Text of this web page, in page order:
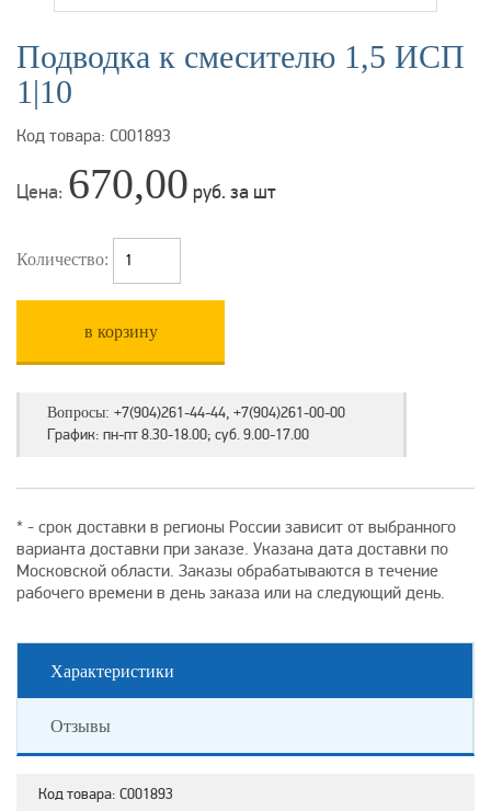
Подводка к смесителю 1,5 ИСП
1|10
Код товара: С001893
Цена: 670,00 руб. за шт
Количество:
в корзину
Вопросы: +7(904)261-44-44, +7(904)261-00-00
График: пн-пт 8.30-18.00; суб. 9.00-17.00
* - срок доставки в регионы России зависит от выбранного
варианта доставки при заказе. Указана дата доставки по
Московской области. Заказы обрабатываются в течение
рабочего времени в день заказа или на следующий день.
Характеристики
Отзывы
Код товара: С001893